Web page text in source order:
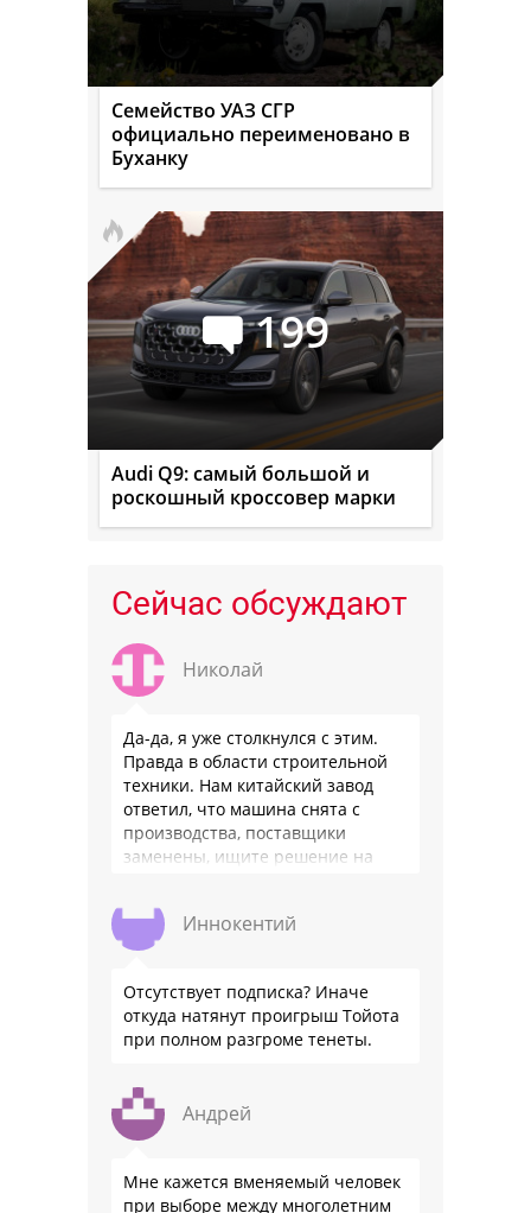
Семейство УАЗ СГР
официально переименовано в
Буханку
199
Audi Q9: самый большой и
роскошный кроссовер марки
Сейчас обсуждают
Николай
Да-да, я уже столкнулся с этим.
Правда в области строительной
техники. Нам китайский завод
ответил, что машина снята с
производства, поставщики
заменены, ищите решение на
официальном бланке …
Иннокентий
Отсутствует подписка? Иначе
откуда натянут проигрыш Тойота
при полном разгроме тенеты.
Андрей
Мне кажется вменяемый человек
при выборе между многолетним